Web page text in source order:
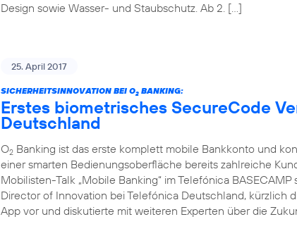
Design sowie Wasser- und Staubschutz. Ab 2. […]
25. April 2017
SICHERHEITSINNOVATION BEI O2 BANKING:
Erstes biometrisches SecureCode
Deutschland
O2 Banking ist das erste komplett mobile Bankkonto und
einer smarten Bedienungsoberfläche bereits zahlreiche
Mobilisten-Talk „Mobile Banking“ im Telefónica
Director of Innovation bei Telefónica Deutschland, kürzlich
App vor und diskutierte mit weiteren Experten über die